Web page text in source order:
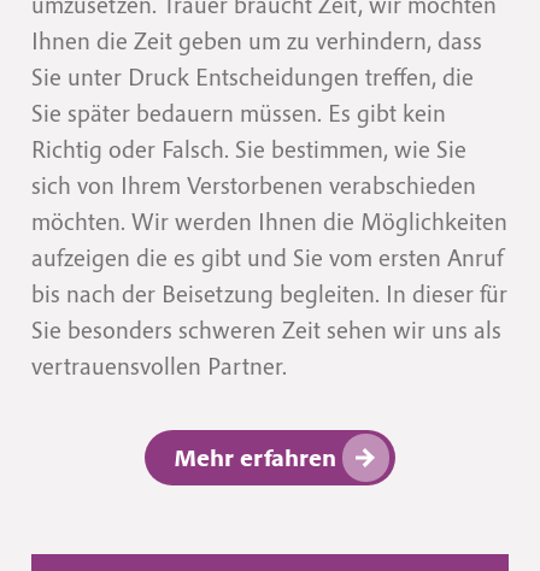
Ihnen die Zeit geben um zu verhindern, dass
Sie unter Druck Entscheidungen treffen, die
Sie später bedauern müssen. Es gibt kein
Richtig oder Falsch. Sie bestimmen, wie Sie
sich von Ihrem Verstorbenen verabschieden
möchten. Wir werden Ihnen die Möglichkeiten
aufzeigen die es gibt und Sie vom ersten Anruf
bis nach der Beisetzung begleiten. In dieser für
Sie besonders schweren Zeit sehen wir uns als
vertrauensvollen Partner.
Mehr erfahren